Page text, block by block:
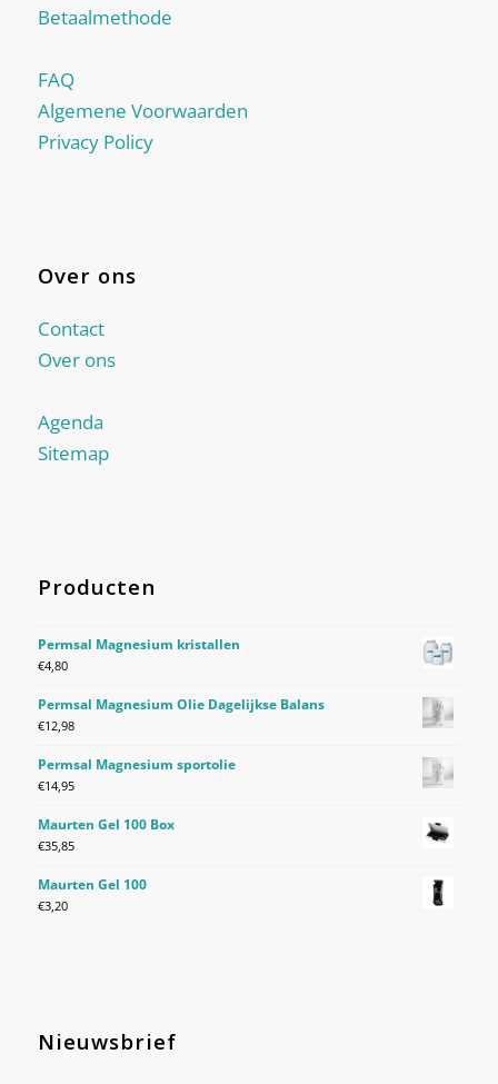
Betaalmethode
FAQ
Algemene Voorwaarden
Privacy Policy
Over ons
Contact
Over ons
Agenda
Sitemap
Producten
Permsal Magnesium kristallen
€4,80
Permsal Magnesium Olie Dagelijkse Balans
€12,98
Permsal Magnesium sportolie
€14,95
Maurten Gel 100 Box
€35,85
Maurten Gel 100
€3,20
Nieuwsbrief